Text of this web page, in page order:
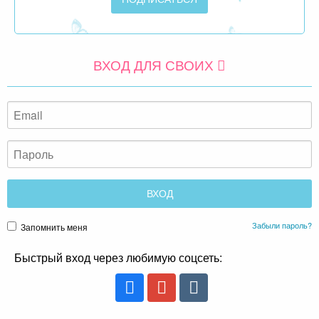
ВХОД ДЛЯ СВОИХ
Запомнить меня Забыли пароль?
Быстрый вход через любимую соцсеть: